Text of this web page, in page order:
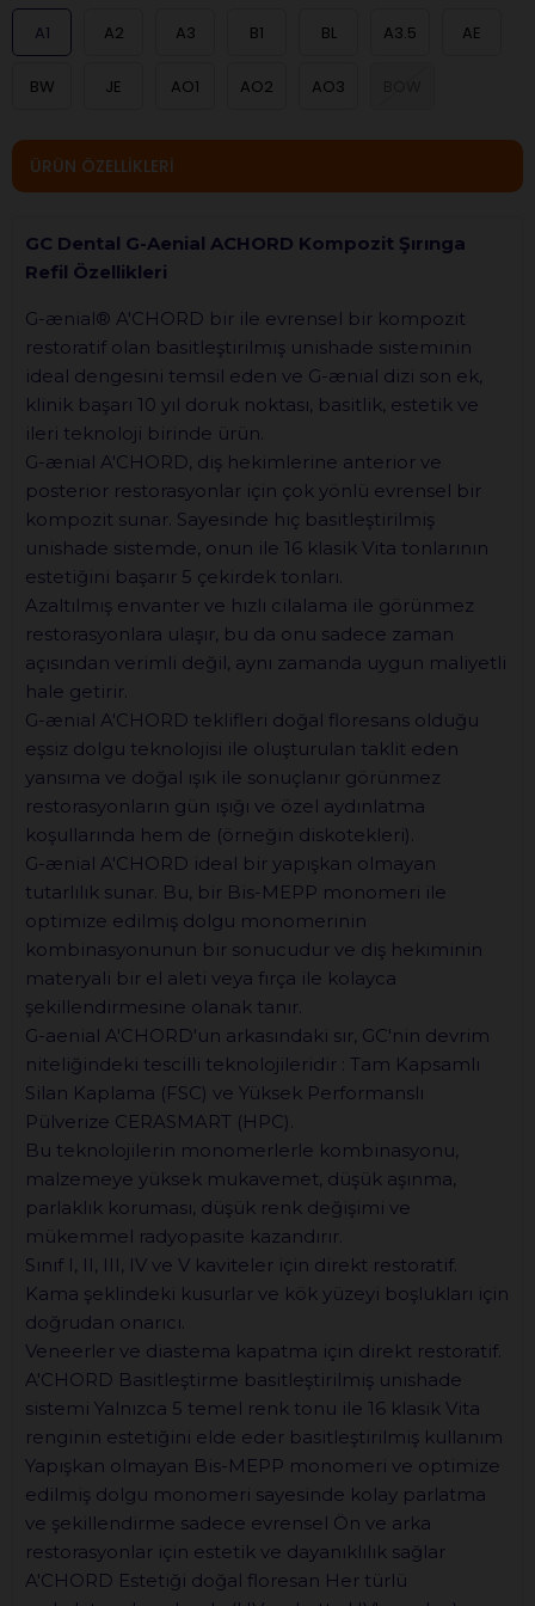
A1 A2 A3 B1 BL A3.5 AE
BW JE AO1 AO2 AO3
ÜRÜN ÖZELLIKLERI
GC Dental G-Aenial ACHORD Kompozit Şırınga
Refil Özellikleri
G-ænial® A'CHORD bir ile evrensel bir kompozit
restoratif olan basitleştirilmiş unishade sisteminin
ideal dengesini temsil eden ve G-ænial dizi son ek,
klinik başarı 10 yıl doruk noktası, basitlik, estetik ve
ileri teknoloji birinde ürün.
G-ænial A'CHORD, diş hekimlerine anterior ve
posterior restorasyonlar için çok yönlü evrensel bir
kompozit sunar. Sayesinde hiç basitleştirilmiş
unishade sistemde, onun ile 16 klasik Vita tonlarının
estetiğini başarır 5 çekirdek tonları.
Azaltılmış envanter ve hızlı cilalama ile görünmez
restorasyonlara ulaşır, bu da onu sadece zaman
açısından verimli değil, aynı zamanda uygun maliyetli
hale getirir.
G-ænial A'CHORD teklifleri doğal floresans olduğu
eşsiz dolgu teknolojisi ile oluşturulan taklit eden
yansıma ve doğal ışık ile sonuçlanır görünmez
restorasyonların gün ışığı ve özel aydınlatma
koşullarında hem de (örneğin diskotekleri).
G-ænial A'CHORD ideal bir yapışkan olmayan
tutarlılık sunar. Bu, bir Bis-MEPP monomeri ile
optimize edilmiş dolgu monomerinin
kombinasyonunun bir sonucudur ve diş hekiminin
materyali bir el aleti veya fırça ile kolayca
şekillendirmesine olanak tanır.
G-aenial A'CHORD'un arkasındaki sır, GC'nin devrim
niteliğindeki tescilli teknolojileridir : Tam Kapsamlı
Silan Kaplama (FSC) ve Yüksek Performanslı
Pülverize CERASMART (HPC).
Bu teknolojilerin monomerlerle kombinasyonu,
malzemeye yüksek mukavemet, düşük aşınma,
parlaklık koruması, düşük renk değişimi ve
mükemmel radyopasite kazandırır.
Sınıf I, II, III, IV ve V kaviteler için direkt restoratif.
Kama şeklindeki kusurlar ve kök yüzeyi boşlukları için
doğrudan onarıcı.
Veneerler ve diastema kapatma için direkt restoratif.
A'CHORD Basitleştirme basitleştirilmiş unishade
sistemi Yalnızca 5 temel renk tonu ile 16 klasik Vita
renginin estetiğini elde eder basitleştirilmiş kullanım
Yapışkan olmayan Bis-MEPP monomeri ve optimize
edilmiş dolgu monomeri sayesinde kolay parlatma
ve şekillendirme sadece evrensel Ön ve arka
restorasyonlar için estetik ve dayanıklılık sağlar
A'CHORD Estetiği doğal floresan Her türlü